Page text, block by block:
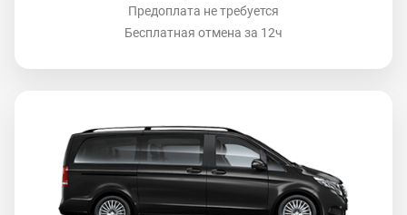
Предоплата не требуется
Бесплатная отмена за 12ч